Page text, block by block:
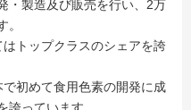
・製造及び販売を行い、2万
。
トップクラスのシェアを誇
初めて食用色素の開発に成